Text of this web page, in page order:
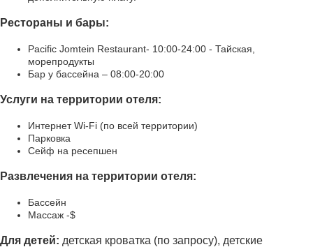
Рестораны и бары:
Pacific Jomtein Restaurant- 10:00-24:00 - Тайская,
морепродукты
Бар у бассейна – 08:00-20:00
Услуги на территории отеля:
Интернет Wi-Fi (по всей территории)
Парковка
Сейф на ресепшен
Развлечения на территории отеля:
Бассейн
Массаж -$
Для детей: детская кроватка (по запросу), детские